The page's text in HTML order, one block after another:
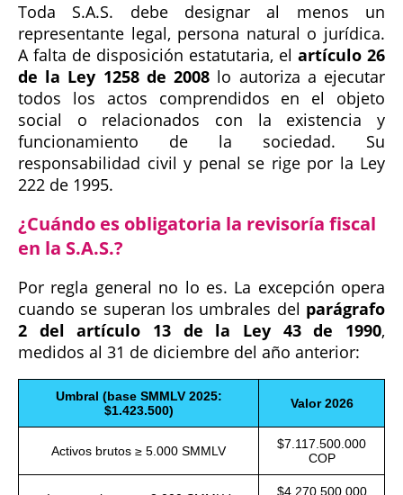
Toda S.A.S. debe designar al menos un
representante legal, persona natural o jurídica.
A falta de disposición estatutaria, el artículo 26
de la Ley 1258 de 2008 lo autoriza a ejecutar
todos los actos comprendidos en el objeto
social o relacionados con la existencia y
funcionamiento de la sociedad. Su
responsabilidad civil y penal se rige por la Ley
222 de 1995.
¿Cuándo es obligatoria la revisoría fiscal
en la S.A.S.?
Por regla general no lo es. La excepción opera
cuando se superan los umbrales del parágrafo
2 del artículo 13 de la Ley 43 de 1990,
medidos al 31 de diciembre del año anterior:
Umbral (base SMMLV 2025:
$1.423.500)
Valor 2026
Activos brutos ≥ 5.000 SMMLV
$7.117.500.000
COP
$4.270.500.000